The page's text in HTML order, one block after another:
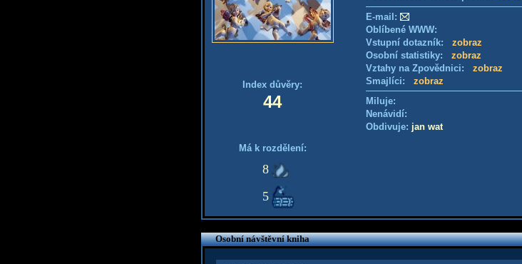
Index důvěry:
44
Má k rozdělení:
8
5
E-mail:
Oblíbené WWW:
Vstupní dotazník: zobraz
Osobní statistiky: zobraz
Vztahy na Zpovědnici: zobraz
Smajlíci: zobraz
Miluje:
Nenávidí:
Obdivuje: jan wat
Osobní návštěvní kniha